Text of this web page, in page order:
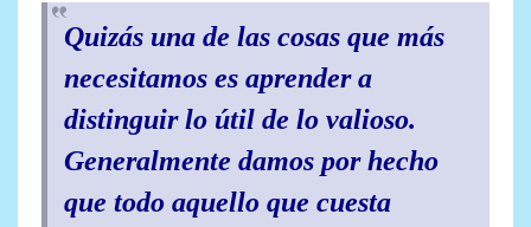
Quizás una de las cosas que más
necesitamos es aprender a
distinguir lo útil de lo valioso.
Generalmente damos por hecho
que todo aquello que cuesta